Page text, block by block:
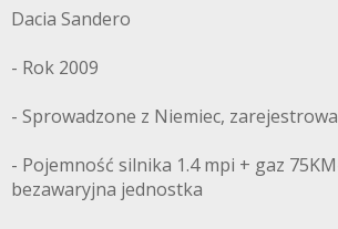
Dacia Sandero
- Rok 2009
- Sprowadzone z Niemiec,
- Pojemność silnika 1.4 mpi + gaz
bezawaryjna jednostka